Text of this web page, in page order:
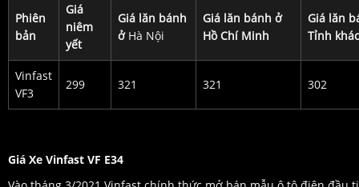
Phiên
bản
Giá
niêm
yết
Giá lăn bánh
ở Hà Nội
Giá lăn bánh ở
Hồ Chí Minh
Giá lăn
Tỉnh khác
Vinfast
VF3
299 321 321 302
Giá Xe Vinfast VF E34